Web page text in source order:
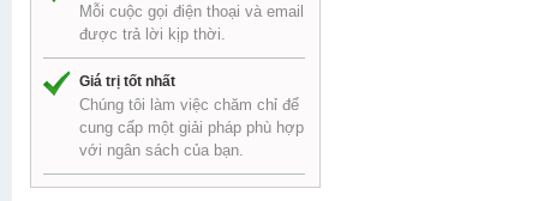
Mỗi cuộc gọi điện thoại và email
được trả lời kịp thời.
Giá trị tốt nhất
Chúng tôi làm việc chăm chỉ để
cung cấp một giải pháp phù hợp
với ngân sách của bạn.